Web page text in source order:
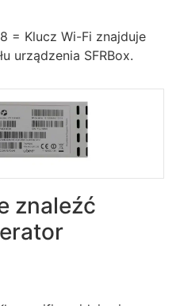
= Klucz Wi-Fi znajduje
urządzenia SFRBox.
znaleźć